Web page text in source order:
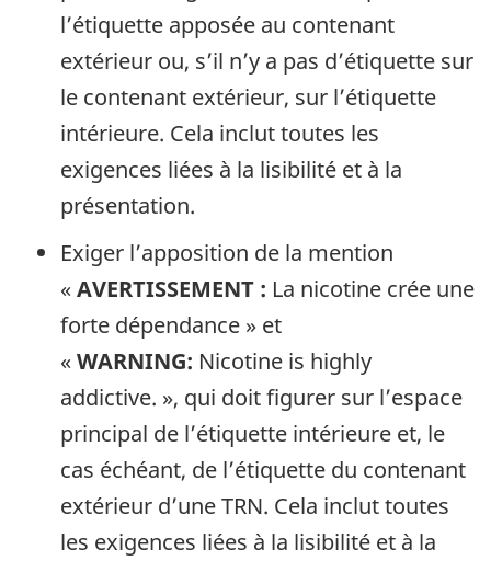
l’étiquette apposée au contenant
extérieur ou, s’il n’y a pas d’étiquette sur
le contenant extérieur, sur l’étiquette
intérieure. Cela inclut toutes les
exigences liées à la lisibilité et à la
présentation.
Exiger l’apposition de la mention
«AVERTISSEMENT : La nicotine crée une
forte dépendance » et
«WARNING: Nicotine is highly
addictive. », qui doit figurer sur l’espace
principal de l’étiquette intérieure et, le
cas échéant, de l’étiquette du contenant
extérieur d’une TRN. Cela inclut toutes
les exigences liées à la lisibilité et à la